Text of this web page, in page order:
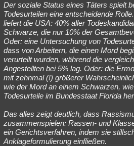
Der soziale Status eines Täters spielt
Todesurteilen eine entscheidende
liefert die USA: 40% aller
Schwarze, die nur 10% der
Oder: eine Untersuchung von
dass von Arbeitern, die einen Mord
verurteilt wurden, während die
Angestellten bei 5% lag. Oder: die
mit zehnmal (!) größerer
wie der Mord an einem Schwarzen,
Todesurteile im Bundesstaat Florida
Das alles zeigt deutlich, dass
zusammenspielen: Rassen- und
ein Gerichtsverfahren, indem sie
Anklageformulierung einfließen.